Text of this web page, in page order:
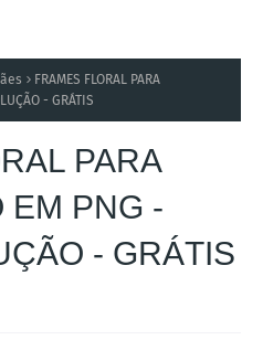
FRAMES FLORAL PARA
- GRÁTIS
PARA
EM PNG -
- GRÁTIS